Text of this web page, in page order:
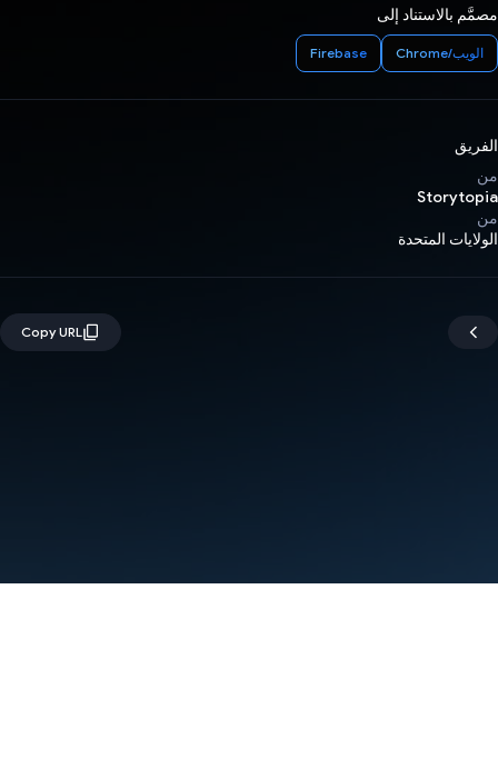
مصمَّم بالاستناد إلى
الويب/Chrome Firebase
الفريق
من
Storytopia
من
الولايات المتحدة